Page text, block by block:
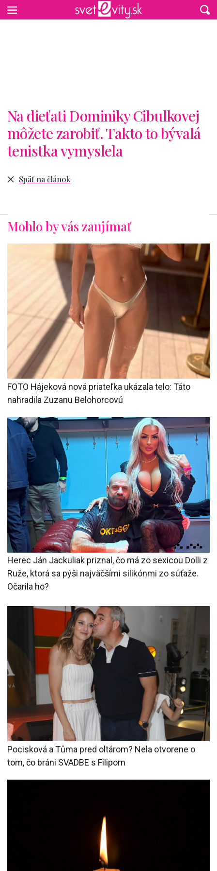
Na dieťati Dominiky Cibulkovej
môžete zarobiť. Takto to bývalá
tenistka vymyslela
Späť na článok
Mohlo by vás zaujímať
FOTO Hájeková nová priateľka ukázala telo: Táto
nahradila Zuzanu Belohorcovú
Herec Ján Jackuliak priznal, čo má zo sexicou Dolli z
Ruže, ktorá sa pýši najväčšími silikónmi zo súťaže.
Očarila ho?
Pocisková a Tůma pred oltárom? Nela otvorene o
tom, čo bráni SVADBE s Filipom